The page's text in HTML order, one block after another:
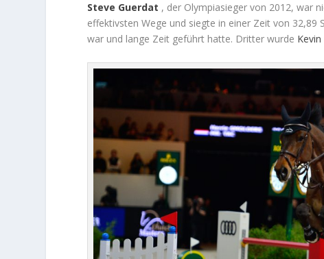
Steve Guerdat , der Olympiasieger von 2012, war
effektivsten Wege und siegte in einer Zeit von 32,89
war und lange Zeit geführt hatte. Dritter wurde